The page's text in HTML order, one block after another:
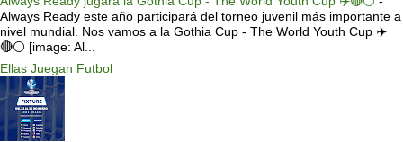
Always Ready este año participará del torneo juvenil más importante a
nivel mundial. Nos vamos a la Gothia Cup - The World Youth Cup ✈️
🔴⚪️ [image: Al...
Ellas Juegan Futbol